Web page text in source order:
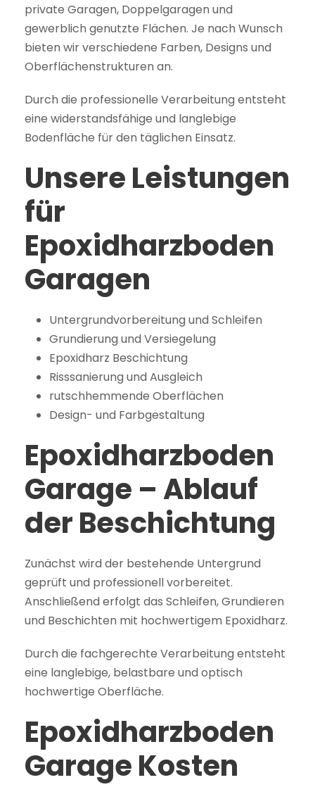
private Garagen, Doppelgaragen und
gewerblich genutzte Flächen. Je nach Wunsch
bieten wir verschiedene Farben, Designs und
Oberflächenstrukturen an.
Durch die professionelle Verarbeitung entsteht
eine widerstandsfähige und langlebige
Bodenfläche für den täglichen Einsatz.
Unsere Leistungen
für
Epoxidharzboden
Garagen
Untergrundvorbereitung und Schleifen
Grundierung und Versiegelung
Epoxidharz Beschichtung
Risssanierung und Ausgleich
rutschhemmende Oberflächen
Design- und Farbgestaltung
Epoxidharzboden
Garage – Ablauf
der Beschichtung
Zunächst wird der bestehende Untergrund
geprüft und professionell vorbereitet.
Anschließend erfolgt das Schleifen, Grundieren
und Beschichten mit hochwertigem Epoxidharz.
Durch die fachgerechte Verarbeitung entsteht
eine langlebige, belastbare und optisch
hochwertige Oberfläche.
Epoxidharzboden
Garage Kosten